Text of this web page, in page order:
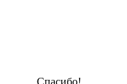
Спасибо!